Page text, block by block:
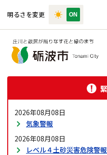
明るさを変更
2026年08月08日
気象警報
2026年08月08日
レベル４土砂災害危険警